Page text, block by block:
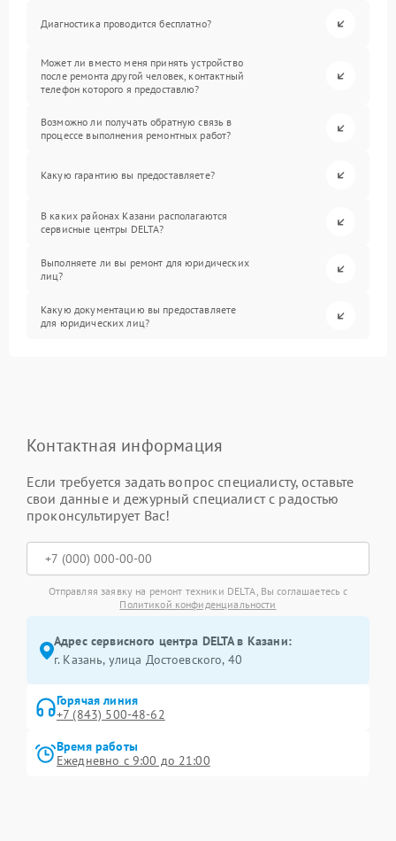
Диагностика проводится бесплатно?
Может ли вместо меня принять устройство
после ремонта другой человек, контактный
телефон которого я предоставлю?
Возможно ли получать обратную связь в
процессе выполнения ремонтных работ?
Какую гарантию вы предоставляете?
В каких районах Казани располагаются
сервисные центры DELTA?
Выполняете ли вы ремонт для юридических
лиц?
Какую документацию вы предоставляете
для юридических лиц?
Контактная информация
Если требуется задать вопрос специалисту, оставьте
свои данные и дежурный специалист с радостью
проконсультирует Вас!
Отправляя заявку на ремонт техники DELTA, Вы соглашаетесь с
Политикой конфиденциальности
Адрес сервисного центра DELTA в Казани:
г. Казань, улица Достоевского, 40
Горячая линия
+7 (843) 500-48-62
Время работы
Ежедневно с 9:00 до 21:00